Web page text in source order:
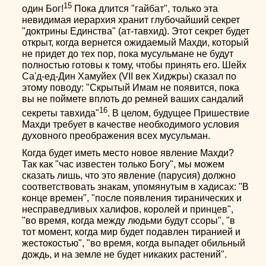
один Бог!15 Пока длится "гайбат", только эта
невидимая иерархия хранит глубочайший секрет
"доктрины Единства" (ат-тавхид). Этот секрет будет
открыт, когда вернется ожидаемый Махди, который
не придет до тех пор, пока мусульмане не будут
полностью готовы к тому, чтобы принять его. Шейх
Са'д-ед-Дин Хамуйех (VII век Хиджры) сказал по
этому поводу: "Скрытый Имам не появится, пока
вы не поймете вплоть до ремней ваших сандалий
секреты тавхида"16. В целом, будущее Пришествие
Махди требует в качестве необходимого условия
духовного преображения всех мусульман.
Когда будет иметь место новое явление Махди?
Так как "час известен только Богу", мы можем
сказать лишь, что это явление (парусия) должно
соответствовать знакам, упомянутым в хадисах: "В
конце времен", "после появления тиранических и
несправедливых халифов, королей и принцев",
"во время, когда между людьми будут ссоры", "в
тот момент, когда мир будет подавлен тиранией и
жестокостью", "во время, когда выпадет обильный
дождь, и на земле не будет никаких растений".